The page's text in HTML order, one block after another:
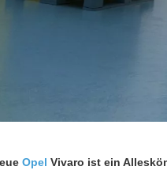
Opel Vivaro ist ein